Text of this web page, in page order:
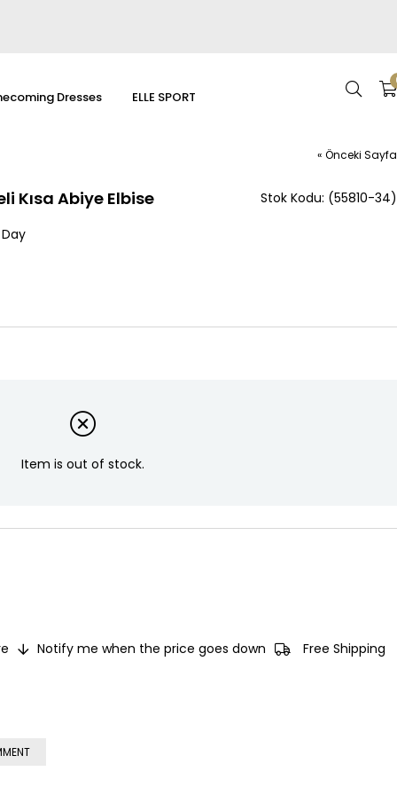
Dresses ELLE SPORT
« Önceki Sayfa
Kısa Abiye Elbise (55810-34)
Item is out of stock.
Notify me when the price goes down Free Shipping